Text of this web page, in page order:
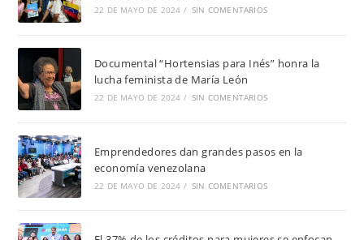
22 DE MAYO DE 2024 / SIN COMENTARIOS
Documental “Hortensias para Inés” honra la
lucha feminista de María León
22 DE MAYO DE 2024 / SIN COMENTARIOS
Emprendedores dan grandes pasos en la
economía venezolana
22 DE MAYO DE 2024 / SIN COMENTARIOS